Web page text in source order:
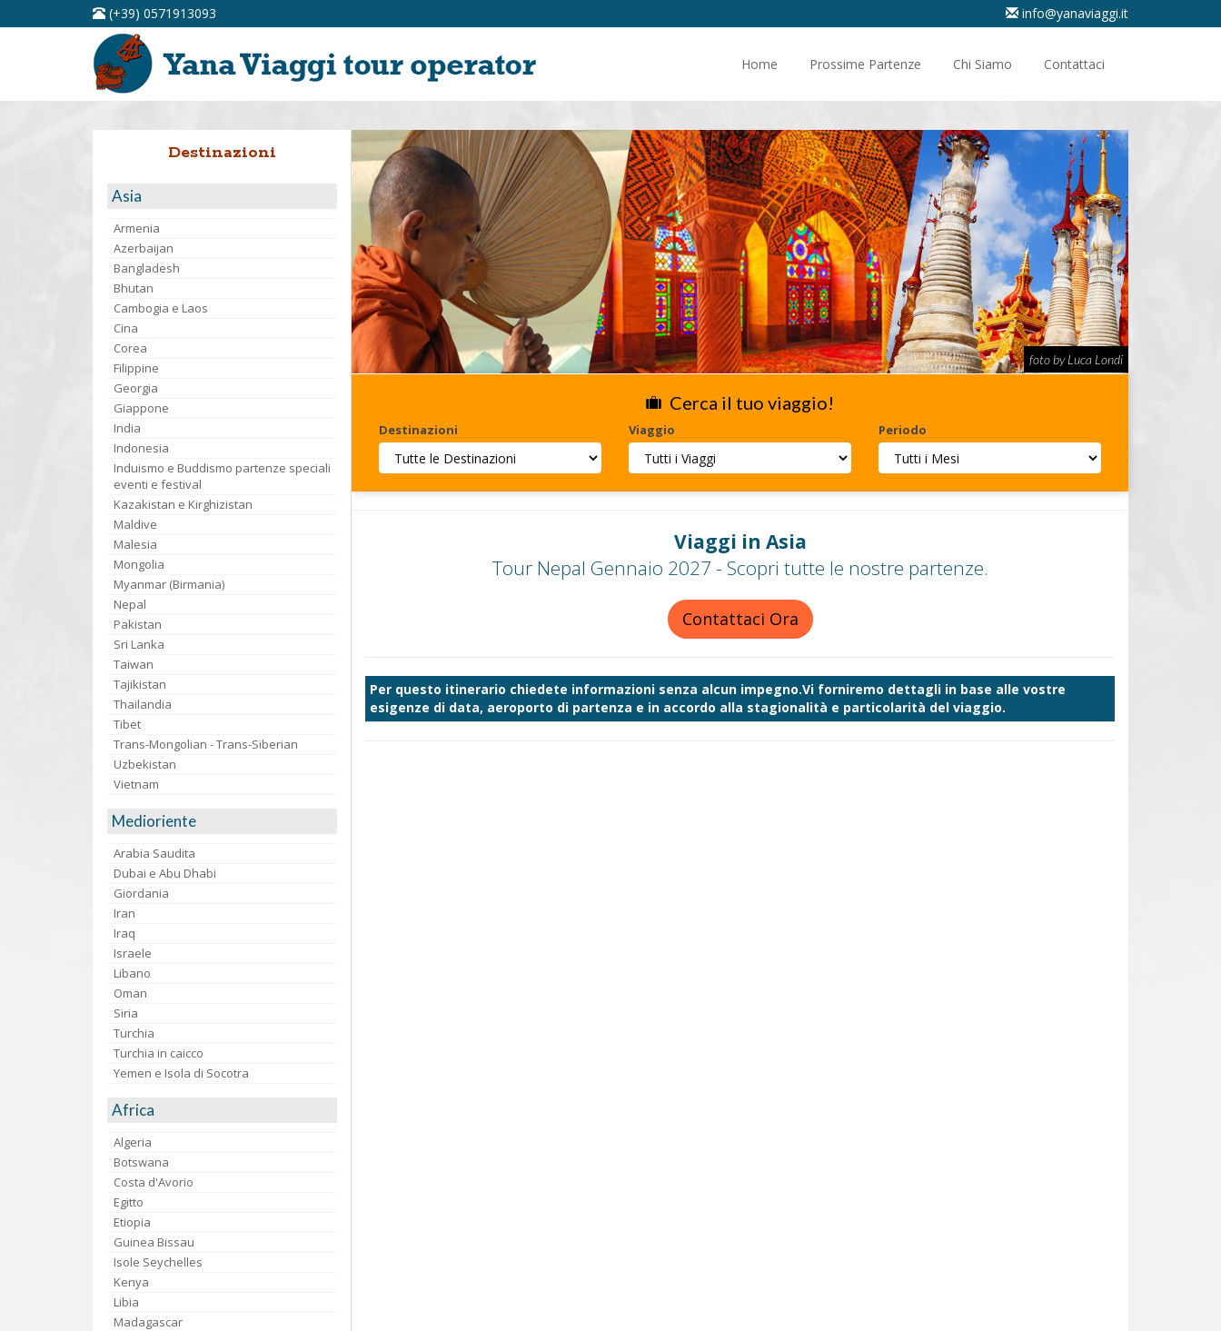
(+39) 0571913093 info@yanaviaggi.it
Home Prossime Partenze Chi Siamo Contattaci
Destinazioni
Asia
Armenia
Azerbaijan
Bangladesh
Bhutan
Cambogia e Laos
Cina
Corea
Filippine
Georgia
Giappone
India
Indonesia
Induismo e Buddismo partenze speciali
eventi e festival
Kazakistan e Kirghizistan
Maldive
Malesia
Mongolia
Myanmar (Birmania)
Nepal
Pakistan
Sri Lanka
Taiwan
Tajikistan
Thailandia
Tibet
Trans-Mongolian - Trans-Siberian
Uzbekistan
Vietnam
Medioriente
Arabia Saudita
Dubai e Abu Dhabi
Giordania
Iran
Iraq
Israele
Libano
Oman
Siria
Turchia
Turchia in caicco
Yemen e Isola di Socotra
Africa
Algeria
Botswana
Costa d'Avorio
Egitto
Etiopia
Guinea Bissau
Isole Seychelles
Kenya
Libia
Madagascar
foto by Luca Londi
Cerca il tuo viaggio!
Destinazioni Viaggio Periodo
Viaggi in Asia
Tour Nepal Gennaio 2027 - Scopri tutte le nostre partenze.
Contattaci Ora
Per questo itinerario chiedete informazioni senza alcun impegno.Vi forniremo dettagli in base alle vostre
esigenze di data, aeroporto di partenza e in accordo alla stagionalità e particolarità del viaggio.